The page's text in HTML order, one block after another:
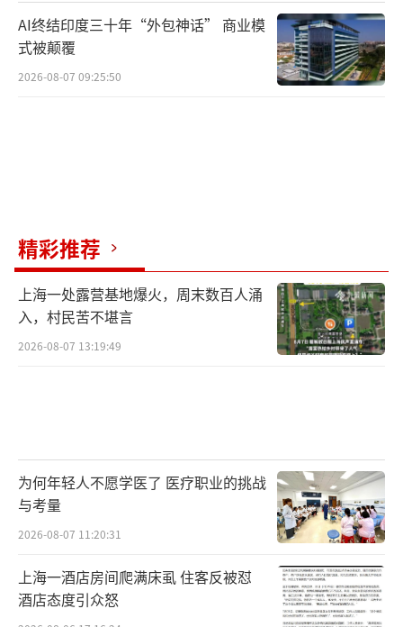
AI终结印度三十年“外包神话” 商业模
式被颠覆
2026-08-07 09:25:50
精彩推荐
上海一处露营基地爆火，周末数百人涌
入，村民苦不堪言
2026-08-07 13:19:49
为何年轻人不愿学医了 医疗职业的挑战
与考量
2026-08-07 11:20:31
上海一酒店房间爬满床虱 住客反被怼
酒店态度引众怒